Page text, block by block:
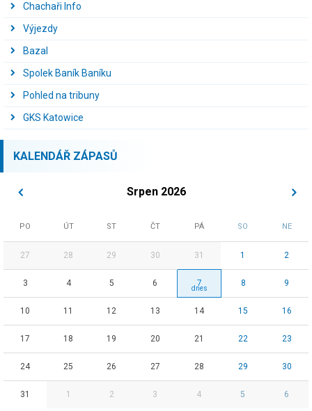
Chachaři Info
Výjezdy
Bazal
Spolek Baník Baníku
Pohled na tribuny
GKS Katowice
KALENDÁŘ ZÁPASŮ
Srpen 2026
PO ÚT ST ČT PÁ SO NE
27 28 29 30 31 1 2
3 4 5 6 7 8 9
10 11 12 13 14 15 16
17 18 19 20 21 22 23
24 25 26 27 28 29 30
31 1 2 3 4 5 6